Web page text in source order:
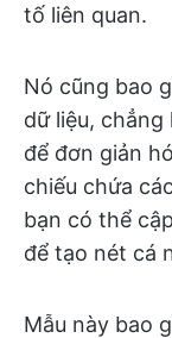
tố liên quan.
Nó cũng bao
dữ liệu,
để đơn giản
chiếu chứa
bạn có thể
để tạo nét cá
Mẫu này bao